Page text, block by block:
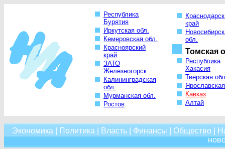
Республика
Бурятия
Иркутская обл.
Кемеровская обл.
Красноярский
край
ЗАТО
Железногорск
Калининградская
обл.
Мурманская обл.
Ростов
край
обл.
Томская
Республика
Хакасия
Тверская
Кавказ
Алтай
Экономика Политика Власть| Финансы Общество